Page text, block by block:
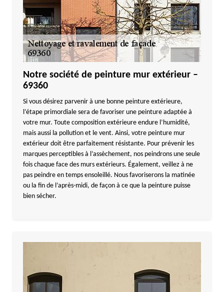
Notre société de peinture mur extérieur –
69360
Si vous désirez parvenir à une bonne peinture extérieure,
l’étape primordiale sera de favoriser une peinture adaptée à
votre mur. Toute composition extérieure endure l’humidité,
mais aussi la pollution et le vent. Ainsi, votre peinture mur
extérieur doit être parfaitement résistante. Pour prévenir les
marques perceptibles à l’assèchement, nos peindrons une seule
fois chaque face des murs extérieurs. Également, veillez à ne
pas peindre en temps ensoleillé. Nous favoriserons la matinée
ou la fin de l’après-midi, de façon à ce que la peinture puisse
bien sécher.